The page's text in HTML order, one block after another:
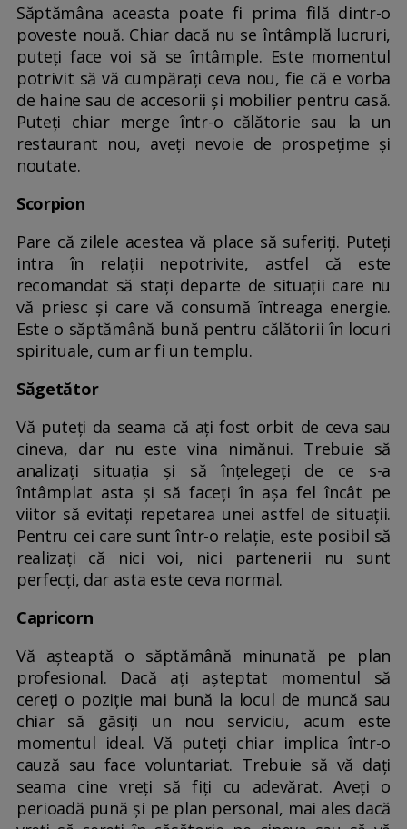
Săptămâna aceasta poate fi prima filă dintr-o
poveste nouă. Chiar dacă nu se întâmplă lucruri,
puteți face voi să se întâmple. Este momentul
potrivit să vă cumpărați ceva nou, fie că e vorba
de haine sau de accesorii și mobilier pentru casă.
Puteți chiar merge într-o călătorie sau la un
restaurant nou, aveți nevoie de prospețime și
noutate.
Scorpion
Pare că zilele acestea vă place să suferiți. Puteți
intra în relații nepotrivite, astfel că este
recomandat să stați departe de situații care nu
vă priesc și care vă consumă întreaga energie.
Este o săptămână bună pentru călătorii în locuri
spirituale, cum ar fi un templu.
Săgetător
Vă puteți da seama că ați fost orbit de ceva sau
cineva, dar nu este vina nimănui. Trebuie să
analizați situația și să înțelegeți de ce s-a
întâmplat asta și să faceți în așa fel încât pe
viitor să evitați repetarea unei astfel de situații.
Pentru cei care sunt într-o relație, este posibil să
realizați că nici voi, nici partenerii nu sunt
perfecți, dar asta este ceva normal.
Capricorn
Vă așteaptă o săptămână minunată pe plan
profesional. Dacă ați așteptat momentul să
cereți o poziție mai bună la locul de muncă sau
chiar să găsiți un nou serviciu, acum este
momentul ideal. Vă puteți chiar implica într-o
cauză sau face voluntariat. Trebuie să vă dați
seama cine vreți să fiți cu adevărat. Aveți o
perioadă pună și pe plan personal, mai ales dacă